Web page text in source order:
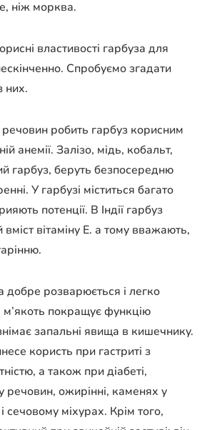
ніж морква.
властивості гарбуза для
Спробуємо згадати
них.
робить гарбуз корисним
анемії. Залізо, мідь, кобальт,
гарбуз, беруть безпосередню
У гарбузі міститься багато
потенції. В Індії гарбуз
вітаміну Е. а тому вважають,
добре розварюється і легко
покращує функцію
запальні явища в кишечнику.
користь при гастриті з
а також при діабеті,
речовин, ожирінні, каменях у
міхурах. Крім того,